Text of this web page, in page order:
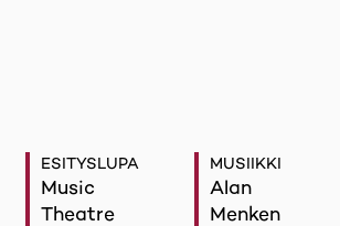
ESITYSLUPA
Music
Theatre
MUSIIKKI
Alan
Menken